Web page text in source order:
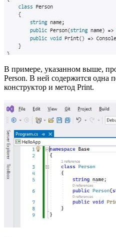
В примере, указанном выше,
Person. В ней содержится одна
конструктор и метод Print.